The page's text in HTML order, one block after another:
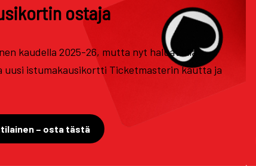
ostaja
kaudella 2025-26, mutta nyt haluat olla
uusi istumakausikortti Ticketmasterin kautta ja
– osta tästä